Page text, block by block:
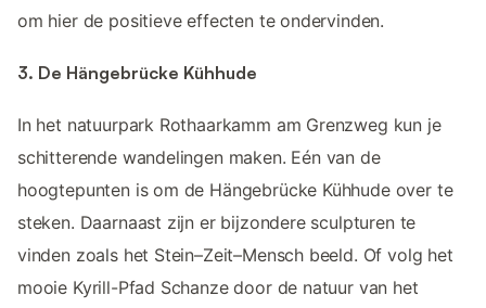
om hier de positieve effecten te ondervinden.
3. De Hängebrücke Kühhude
In het natuurpark Rothaarkamm am Grenzweg kun je
schitterende wandelingen maken. Eén van de
hoogtepunten is om de Hängebrücke Kühhude over te
steken. Daarnaast zijn er bijzondere sculpturen te
vinden zoals het Stein–Zeit–Mensch beeld. Of volg het
mooie Kyrill-Pfad Schanze door de natuur van het